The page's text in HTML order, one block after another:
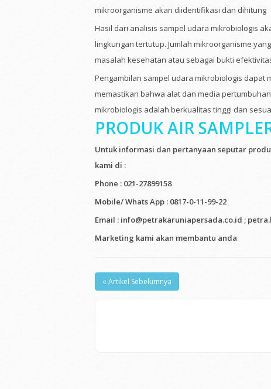
mikroorganisme akan diidentifikasi dan dihitung
Hasil dari analisis sampel udara mikrobiologis
lingkungan tertutup. Jumlah mikroorganisme
masalah kesehatan atau sebagai bukti
Pengambilan sampel udara mikrobiologis dapat
memastikan bahwa alat dan media
mikrobiologis adalah berkualitas tinggi dan
PRODUK AIR
Untuk informasi dan pertanyaan seputar
kami di :
Phone : 021-27899158
Mobile/ Whats App : 0817-0-11-99-22
Email : info@petrakaruniapersada.co.id ;
Marketing kami akan membantu anda
« Artikel Sebelumnya